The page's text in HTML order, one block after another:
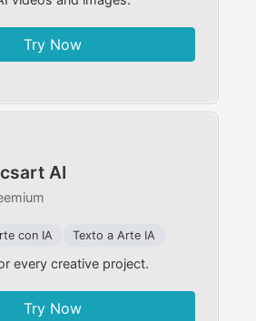
Try Now
AI
con IA Texto a Arte IA
every creative project.
Try Now